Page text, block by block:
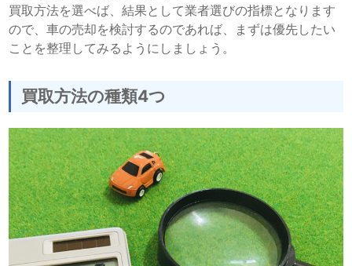
買取方法を選べば、結果として業者選びの指標となります
ので、車の売却を検討するのであれば、まずは優先したい
ことを整理してみるようにしましょう。
買取方法の種類4つ